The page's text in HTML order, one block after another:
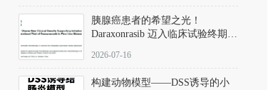
胰腺癌患者的希望之光！
Daraxonrasib 迈入临床试验终期阶
2026-07-16
构建动物模型——DSS诱导的小